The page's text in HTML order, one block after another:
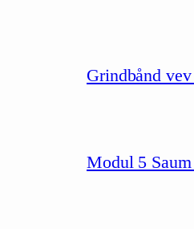
Grindbånd
Modul 5